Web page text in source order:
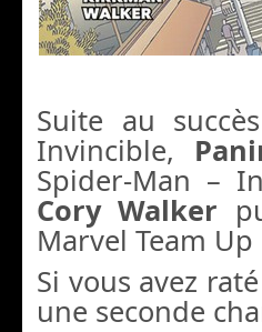
Suite au
Invincible,
Spider-Man –
Cory Walker
Marvel Team Up
Si vous avez
une seconde